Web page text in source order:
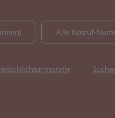
Alle Notruf-